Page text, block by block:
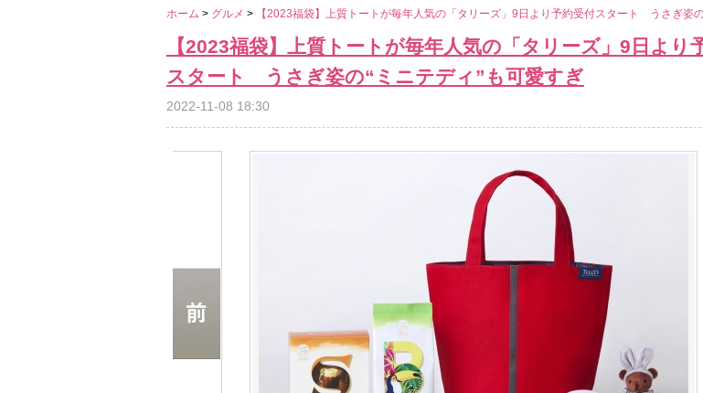
ホーム > グルメ > 【2023福袋】上質トートが毎年人気の「タリーズ」9日より予約受付スタート うさぎ姿
【2023福袋】上質トートが毎年人気の「タリーズ」9日より
スタート うさぎ姿の“ミニテディ”も可愛すぎ
2022-11-08 18:30